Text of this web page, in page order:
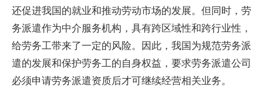
还促进我国的就业和推动劳动市场的发展。但同时，劳
务派遣作为中介服务机构，具有跨区域性和跨行业性，
给劳务工带来了一定的风险。因此，我国为规范劳务派
遣的发展和保护劳务工的自身权益，要求劳务派遣公司
必须申请劳务派遣资质后才可继续经营相关业务。